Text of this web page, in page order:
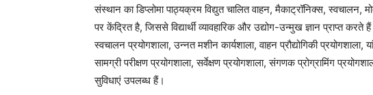
संस्थान का डिप्लोमा पाठ्यक्रम विद्युत चालित वाहन, मैकाट्रॉनिक्स, स्वचालन,
पर केंद्रित है, जिससे विद्यार्थी व्यावहारिक और उद्योग-उन्मुख ज्ञान प्राप्त
स्वचालन प्रयोगशाला, उन्नत मशीन कार्यशाला, वाहन प्रौद्योगिकी प्रयोगशाला,
सामग्री परीक्षण प्रयोगशाला, सर्वेक्षण प्रयोगशाला, संगणक प्रोग्रामिंग
सुविधाएं उपलब्ध हैं।